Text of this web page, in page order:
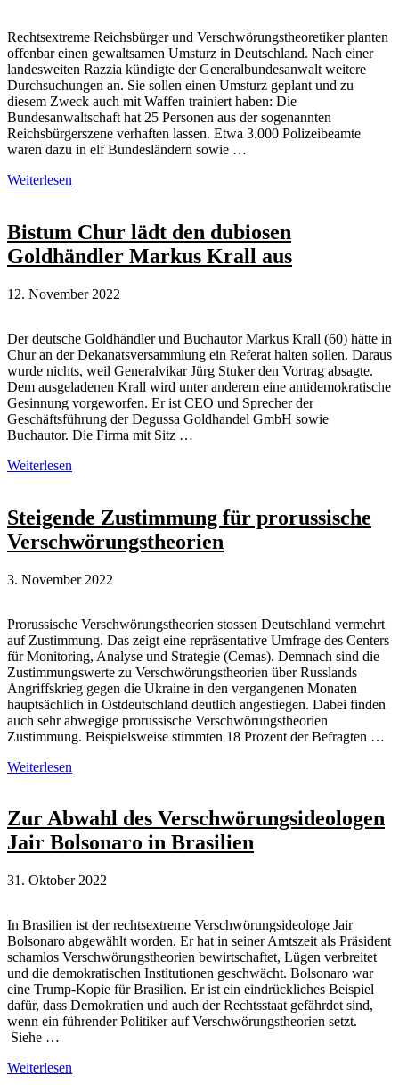
Rechtsextreme Reichsbürger und Verschwörungstheoretiker planten
offenbar einen gewaltsamen Umsturz in Deutschland. Nach einer
landesweiten Razzia kündigte der Generalbundesanwalt weitere
Durchsuchungen an. Sie sollen einen Umsturz geplant und zu
diesem Zweck auch mit Waffen trainiert haben: Die
Bundesanwaltschaft hat 25 Personen aus der sogenannten
Reichsbürgerszene verhaften lassen. Etwa 3.000 Polizeibeamte
waren dazu in elf Bundesländern sowie …
Razzia:
plante
Umsturz
Weiterlesen
Bistum Chur lädt den dubiosen
Goldhändler Markus Krall aus
12. November 2022
Der deutsche Goldhändler und Buchautor Markus Krall (60) hätte in
Chur an der Dekanatsversammlung ein Referat halten sollen. Daraus
wurde nichts, weil Generalvikar Jürg Stuker den Vortrag absagte.
Dem ausgeladenen Krall wird unter anderem eine antidemokratische
Gesinnung vorgeworfen. Er ist CEO und Sprecher der
Geschäftsführung der Degussa Goldhandel GmbH sowie
Buchautor. Die Firma mit Sitz …
Bistum
den
dubiosen
Goldhändler
Krall
Weiterlesen
Steigende Zustimmung für prorussische
Verschwörungstheorien
3. November 2022
Prorussische Verschwörungstheorien stossen Deutschland vermehrt
auf Zustimmung. Das zeigt eine repräsentative Umfrage des Centers
für Monitoring, Analyse und Strategie (Cemas). Demnach sind die
Zustimmungswerte zu Verschwörungstheorien über Russlands
Angriffskrieg gegen die Ukraine in den vergangenen Monaten
hauptsächlich in Ostdeutschland deutlich angestiegen. Dabei finden
auch sehr abwegige prorussische Verschwörungstheorien
Zustimmung. Beispielsweise stimmten 18 Prozent der Befragten …
Steigende
prorussische
Verschwörungstheorien
Weiterlesen
Zur Abwahl des Verschwörungsideologen
Jair Bolsonaro in Brasilien
31. Oktober 2022
In Brasilien ist der rechtsextreme Verschwörungsideologe Jair
Bolsonaro abgewählt worden. Er hat in seiner Amtszeit als Präsident
schamlos Verschwörungstheorien bewirtschaftet, Lügen verbreitet
und die demokratischen Institutionen geschwächt. Bolsonaro war
eine Trump-Kopie für Brasilien. Er ist ein eindrückliches Beispiel
dafür, dass Demokratien und auch der Rechtsstaat gefährdet sind,
wenn ein führender Politiker auf Verschwörungstheorien setzt.
Siehe …
Zur
Weiterlesen